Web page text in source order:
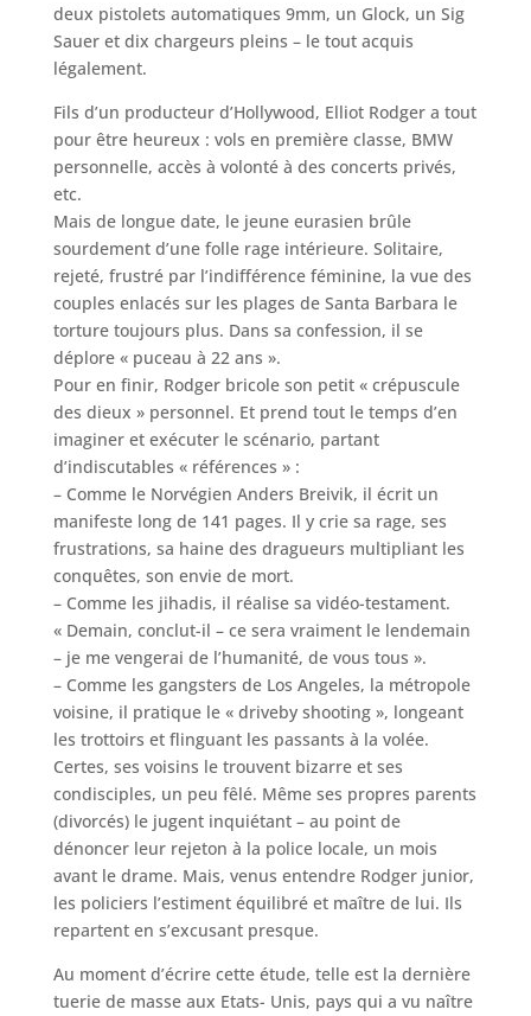
deux pistolets automatiques 9mm, un Glock, un Sig
Sauer et dix chargeurs pleins – le tout acquis
légalement.
Fils d’un producteur d’Hollywood, Elliot Rodger a tout
pour être heureux : vols en première classe, BMW
personnelle, accès à volonté à des concerts privés,
etc.
Mais de longue date, le jeune eurasien brûle
sourdement d’une folle rage intérieure. Solitaire,
rejeté, frustré par l’indifférence féminine, la vue des
couples enlacés sur les plages de Santa Barbara le
torture toujours plus. Dans sa confession, il se
déplore « puceau à 22 ans ».
Pour en finir, Rodger bricole son petit « crépuscule
des dieux » personnel. Et prend tout le temps d’en
imaginer et exécuter le scénario, partant
d’indiscutables « références » :
– Comme le Norvégien Anders Breivik, il écrit un
manifeste long de 141 pages. Il y crie sa rage, ses
frustrations, sa haine des dragueurs multipliant les
conquêtes, son envie de mort.
– Comme les jihadis, il réalise sa vidéo-testament.
« Demain, conclut-il – ce sera vraiment le lendemain
– je me vengerai de l’humanité, de vous tous ».
– Comme les gangsters de Los Angeles, la métropole
voisine, il pratique le « driveby shooting », longeant
les trottoirs et flinguant les passants à la volée.
Certes, ses voisins le trouvent bizarre et ses
condisciples, un peu fêlé. Même ses propres parents
(divorcés) le jugent inquiétant – au point de
dénoncer leur rejeton à la police locale, un mois
avant le drame. Mais, venus entendre Rodger junior,
les policiers l’estiment équilibré et maître de lui. Ils
repartent en s’excusant presque.
Au moment d’écrire cette étude, telle est la dernière
tuerie de masse aux Etats- Unis, pays qui a vu naître